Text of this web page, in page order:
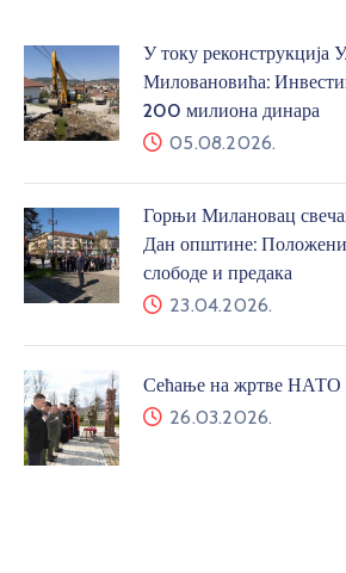
У току реконструкција
Миловановића:
200 милиона динара
05.08.2026.
Горњи Милановац
Дан општине:
слободе и предака
23.04.2026.
Сећање на жртве НАТО
26.03.2026.